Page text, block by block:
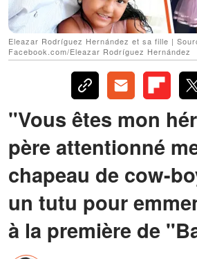
Eleazar Rodríguez Hernández et sa fille |
Facebook.com/Eleazar Rodríguez Hernández
"Vous êtes mon
père attentionné
chapeau de cow-
un tutu pour
à la première de